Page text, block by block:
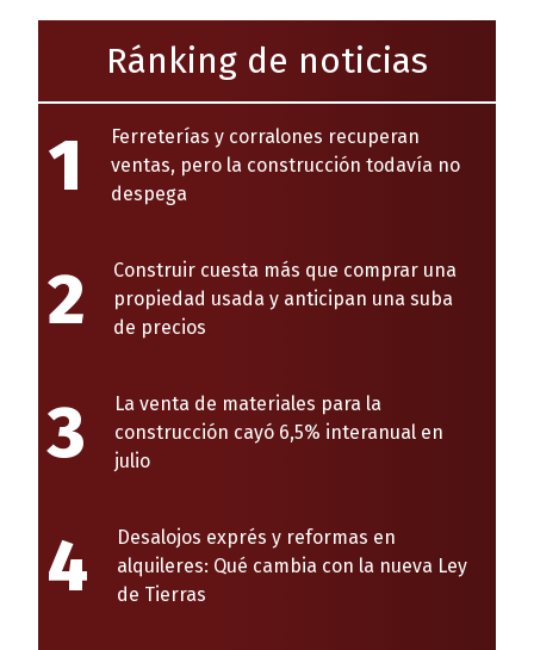
Ránking de noticias
1
Ferreterías y corralones recuperan
ventas, pero la construcción todavía no
despega
2
Construir cuesta más que comprar una
propiedad usada y anticipan una suba
de precios
3
La venta de materiales para la
construcción cayó 6,5% interanual en
julio
4
Desalojos exprés y reformas en
alquileres: Qué cambia con la nueva Ley
de Tierras